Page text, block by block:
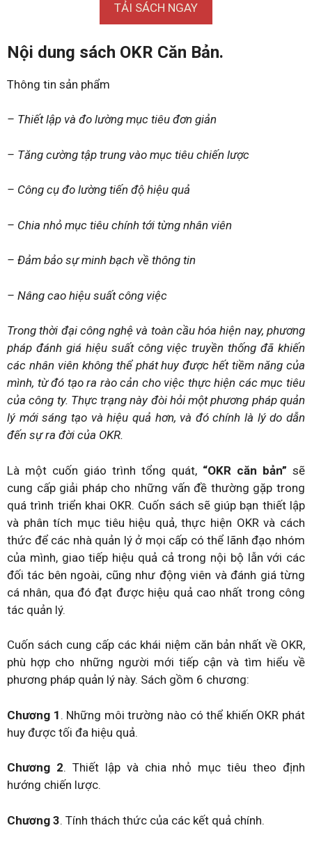
TẢI SÁCH NGAY
Nội dung sách OKR Căn Bản.
Thông tin sản phẩm
– Thiết lập và đo lường mục tiêu đơn giản
– Tăng cường tập trung vào mục tiêu chiến lược
– Công cụ đo lường tiến độ hiệu quả
– Chia nhỏ mục tiêu chính tới từng nhân viên
– Đảm bảo sự minh bạch về thông tin
– Nâng cao hiệu suất công việc
Trong thời đại công nghệ và toàn cầu hóa hiện nay, phương
pháp đánh giá hiệu suất công việc truyền thống đã khiến
các nhân viên không thể phát huy được hết tiềm năng của
mình, từ đó tạo ra rào cản cho việc thực hiện các mục tiêu
của công ty. Thực trạng này đòi hỏi một phương pháp quản
lý mới sáng tạo và hiệu quả hơn, và đó chính là lý do dẫn
đến sự ra đời của OKR.
Là một cuốn giáo trình tổng quát, “OKR căn bản” sẽ
cung cấp giải pháp cho những vấn đề thường gặp trong
quá trình triển khai OKR. Cuốn sách sẽ giúp bạn thiết lập
và phân tích mục tiêu hiệu quả, thực hiện OKR và cách
thức để các nhà quản lý ở mọi cấp có thể lãnh đạo nhóm
của mình, giao tiếp hiệu quả cả trong nội bộ lẫn với các
đối tác bên ngoài, cũng như động viên và đánh giá từng
cá nhân, qua đó đạt được hiệu quả cao nhất trong công
tác quản lý.
Cuốn sách cung cấp các khái niệm căn bản nhất về OKR,
phù hợp cho những người mới tiếp cận và tìm hiểu về
phương pháp quản lý này. Sách gồm 6 chương:
Chương 1 . Những môi trường nào có thể khiến OKR phát
huy được tối đa hiệu quả.
Chương 2. Thiết lập và chia nhỏ mục tiêu theo định
hướng chiến lược.
Chương 3. Tính thách thức của các kết quả chính.